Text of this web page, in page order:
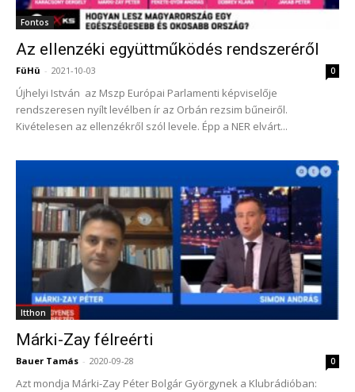
Fontos
Az ellenzéki együttműködés rendszeréről
FüHü - 2021-10-03 0
Újhelyi István az Mszp Európai Parlamenti képviselője
rendszeresen nyílt levélben ír az Orbán rezsim bűneiről.
Kivételesen az ellenzékről szól levele. Épp a NER elvárt...
Itthon
Márki-Zay félreérti
Bauer Tamás - 2020-09-28 0
Azt mondja Márki-Zay Péter Bolgár Györgynek a Klubrádióban: